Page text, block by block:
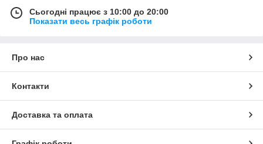
Сьогодні працює з 10:00 до 20:00
Показати весь графік роботи
Про нас
Контакти
Доставка та оплата